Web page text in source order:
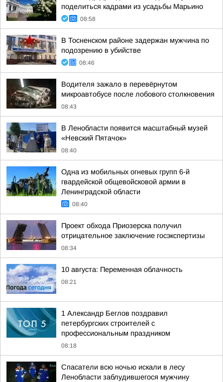
поделиться кадрами из усадьбы Марьино
08:58
В Тосненском районе задержан мужчина по
подозрению в убийстве
08:46
Водителя зажало в перевёрнутом
микроавтобусе после лобового столкновения
08:43
В Ленобласти появится масштабный музей
«Невский Пятачок»
08:40
Одна из мобильных огневых групп 6-й
гвардейской общевойсковой армии в
Ленинградской области
08:40
Проект обхода Приозерска получил
отрицательное заключение госэкспертизы
08:34
10 августа: Переменная облачность
08:21
1 Александр Беглов поздравил
петербургских строителей с
профессиональным праздником
08:18
Спасатели всю ночью искали в лесу
Ленобласти заблудившегося мужчину